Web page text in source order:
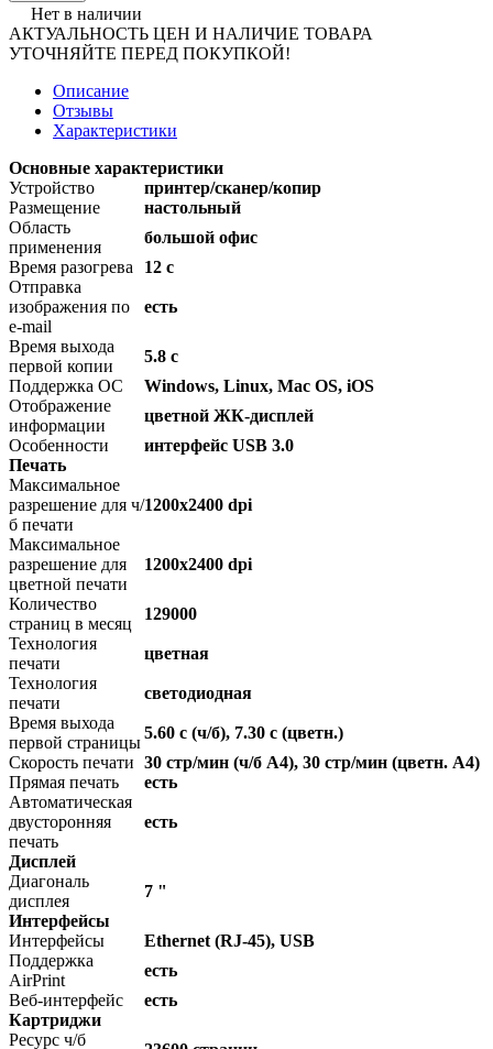
Нет в наличии
АКТУАЛЬНОСТЬ ЦЕН И НАЛИЧИЕ ТОВАРА
УТОЧНЯЙТЕ ПЕРЕД ПОКУПКОЙ!
Описание
Отзывы
Характеристики
Основные характеристики
Устройство
принтер/сканер/копир
Размещение
настольный
Область
применения
большой офис
Время разогрева
12 с
Отправка
изображения по
e-mail
есть
Время выхода
первой копии
5.8 с
Поддержка ОС
Windows, Linux, Mac OS, iOS
Отображение
информации
цветной ЖК-дисплей
Особенности
интерфейс USB 3.0
Печать
Максимальное
разрешение для ч/
б печати
1200x2400 dpi
Максимальное
разрешение для
цветной печати
1200x2400 dpi
Количество
страниц в месяц
129000
Технология
печати
цветная
Технология
печати
светодиодная
Время выхода
первой страницы
5.60 c (ч/б), 7.30 c (цветн.)
Скорость печати 30 стр/мин (ч/б А4), 30 стр/мин (цветн. А4)
Прямая печать
есть
Автоматическая
двусторонняя
печать
есть
Дисплей
Диагональ
дисплея
7 "
Интерфейсы
Интерфейсы
Ethernet (RJ-45), USB
Поддержка
AirPrint
есть
Веб-интерфейс
есть
Картриджи
Ресурс ч/б